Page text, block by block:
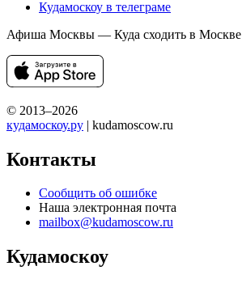
Кудамоскоу в телеграме
Афиша Москвы — Куда сходить в Москве
© 2013–2026
кудамоскоу.ру | kudamoscow.ru
Контакты
Сообщить об ошибке
Наша электронная почта
mailbox@kudamoscow.ru
Кудамоскоу